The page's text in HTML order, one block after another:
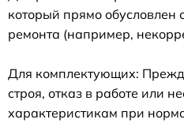
который прямо обусловлен
ремонта (например,
Для комплектующих:
строя, отказ в работе или
характеристикам при